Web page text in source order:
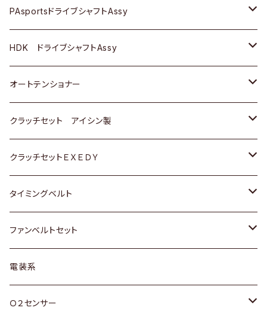
スバル
ＢＥＮＺ
スバル
三菱
スバル
マツダ
三菱
スバル
ダイハツ
マツダ
三菱
スバル
ダイハツ
マツダ
三菱
スバル
スズキ
日産
いすゞ
ダイハツ
マツダ
三菱
スバル
日野
ＢＥＮＺ
ＢＭＷ
GOLF
ＷＡＧＥＮ
アストロ（シボレー）
クライスラー
ＢＥＮＺ
ＢＭＷ
ＷＡＧＥＮ
ＶＯＬＶＯ
PAsportsドライブシャフトAssy
トヨタ
ホンダ
スズキ
日産
ダイハツ
マツダ
三菱
スバル
HDK ドライブシャフトAssy
スズキ
ダイハツ
日産
ホンダ
マツダ
オートテンショナー
トヨタ
クラッチセット アイシン製
ホンダ
スズキ
ダイハツ
マツダ
三菱
クラッチセットＥＸＥＤＹ
ホンダ
スズキ
日産
ダイハツ
タイミングベルト
トヨタ
スズキ
ダイハツ
ファンベルトセット
トヨタ
ホンダ
電装系
Ｏ２センサー